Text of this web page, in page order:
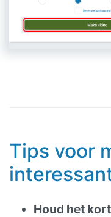
Tips voor
Houd het